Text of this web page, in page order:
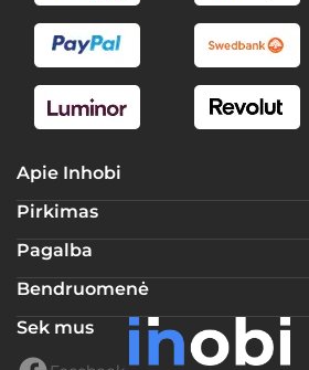
Apie Inhobi
Pirkimas
Pagalba
Bendruomenė
Sek mus